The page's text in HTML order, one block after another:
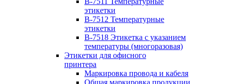
этикетки
B-7512 Температурные
этикетки
B-7518 Этикетка с указанием
температуры (многоразовая)
Этикетки для офисного
принтера
Маркировка провода и кабеля
Общая маркировка продукции